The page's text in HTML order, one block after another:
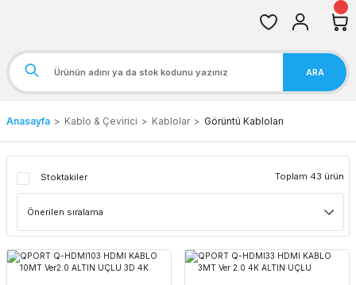
ARA
Anasayfa Kablo & Çevirici Kablolar Görüntü Kabloları
Stoktakiler Toplam 43 ürün